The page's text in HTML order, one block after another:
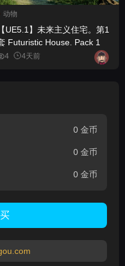
动物
【UE5.1】未来主义住宅。第1
套 Futuristic House. Pack 1
4 4天前
0 金币
0 金币
0 金币